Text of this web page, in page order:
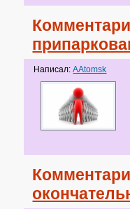
Написал:AAtomsk